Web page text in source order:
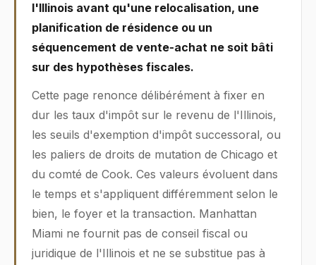
l'Illinois avant qu'une relocalisation, une
planification de résidence ou un
séquencement de vente-achat ne soit bâti
sur des hypothèses fiscales.
Cette page renonce délibérément à fixer en
dur les taux d'impôt sur le revenu de l'Illinois,
les seuils d'exemption d'impôt successoral, ou
les paliers de droits de mutation de Chicago et
du comté de Cook. Ces valeurs évoluent dans
le temps et s'appliquent différemment selon le
bien, le foyer et la transaction. Manhattan
Miami ne fournit pas de conseil fiscal ou
juridique de l'Illinois et ne se substitue pas à